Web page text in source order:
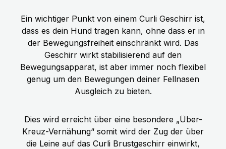
Ein wichtiger Punkt von einem Curli Geschirr ist,
dass es dein Hund tragen kann, ohne dass er in
der Bewegungsfreiheit einschränkt wird. Das
Geschirr wirkt stabilisierend auf den
Bewegungsapparat, ist aber immer noch flexibel
genug um den Bewegungen deiner Fellnasen
Ausgleich zu bieten.
Dies wird erreicht über eine besondere „Über-
Kreuz-Vernähung“ somit wird der Zug der über
die Leine auf das Curli Brustgeschirr einwirkt,